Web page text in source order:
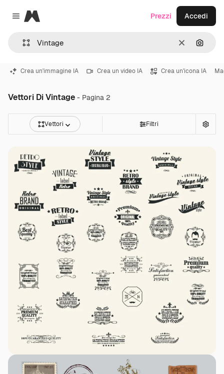
Close menu
Magnific
CancellaCerca
Prezzi Accedi
Crea un'immagine IA Crea un video IA Crea un'icona IA
Vettori Di Vintage - Pagina 2
Vettori Filtri